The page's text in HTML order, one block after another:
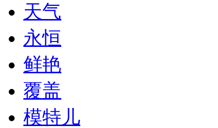
天气
永恒
鲜艳
覆盖
模特儿